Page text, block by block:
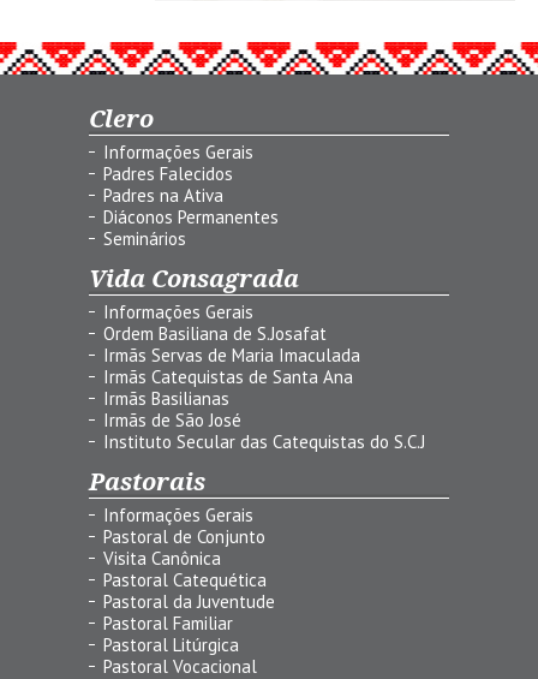
Clero
Informações Gerais
Padres Falecidos
Padres na Ativa
Diáconos Permanentes
Seminários
Vida Consagrada
Informações Gerais
Ordem Basiliana de S.Josafat
Irmãs Servas de Maria Imaculada
Irmãs Catequistas de Santa Ana
Irmãs Basilianas
Irmãs de São José
Instituto Secular das Catequistas do S.C.J
Pastorais
Informações Gerais
Pastoral de Conjunto
Visita Canônica
Pastoral Catequética
Pastoral da Juventude
Pastoral Familiar
Pastoral Litúrgica
Pastoral Vocacional